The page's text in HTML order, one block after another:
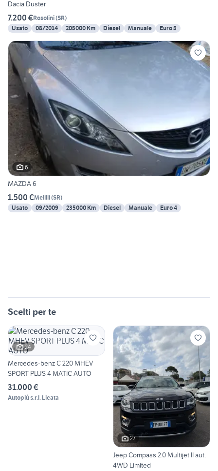
Dacia Duster
7.200 €Rosolini(SR)
Usato
08/2014 205000 Km Diesel Manuale Euro 5
6
MAZDA 6
1.500 €Melilli(SR)
Usato
09/2009 235000 Km Diesel Manuale Euro 4
Scelti per te
24
Mercedes-benz C 220 MHEV
SPORT PLUS 4 MATIC AUTO
31.000 €
Autopiù s.r.l. Licata
27
Jeep Compass 2.0 Multijet II aut.
4WD Limited